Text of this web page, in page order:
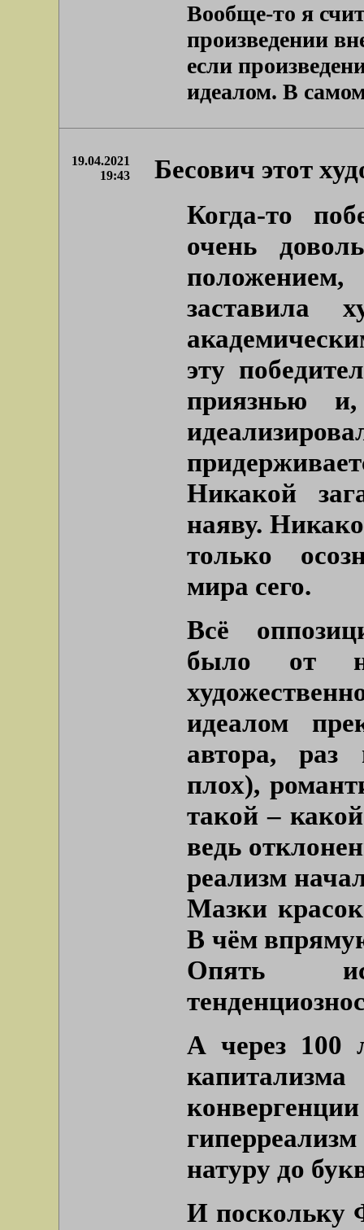
Вообще-то я
произведении
если
идеалом. В
19.04.2021
19:43
Бесович этот
Когда-то
очень
заставила
эту
приязнью
Никакой
наяву.
только
мира сего.
Всё
было от
идеалом
автора, раз
плох),
такой –
ведь
реализм
Мазки красок
В чём
Опять
А через 100
натуру до
И поскольку